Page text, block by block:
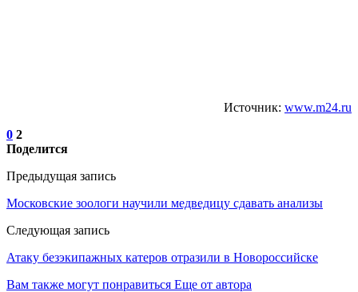
Источник: www.m24.ru
0 2
Поделится
Предыдущая запись
Московские зоологи научили медведицу сдавать анализы
Следующая запись
Атаку безэкипажных катеров отразили в Новороссийске
Вам также могут понравиться Еще от автора